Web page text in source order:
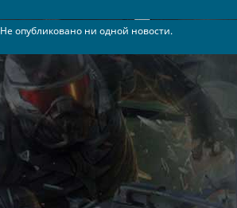
Не опубликовано ни одной новости.